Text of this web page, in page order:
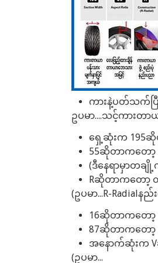
ကားနဲ့ပတ်သက်ပ
ဥပမာ....သင့်ကားတာ
ရှေ့ဆုံးက 195ဆို
55ဆိုတာကတော့
(ဒီနေရာမှာတ
Rဆိုတာကတော့
(ဥပမာ...R-
16ဆိုတာကတော့
87ဆိုတာကတော့
အနောက်ဆုံးက V
(ဥပမာ...